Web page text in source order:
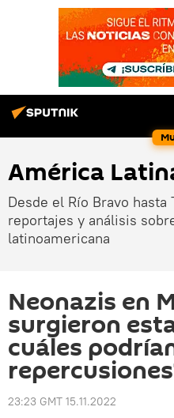
América
Desde el Río Bravo
reportajes y análisis
latinoamericana
Neonazis en
surgieron
cuáles
23:23 GMT 15.11.2022